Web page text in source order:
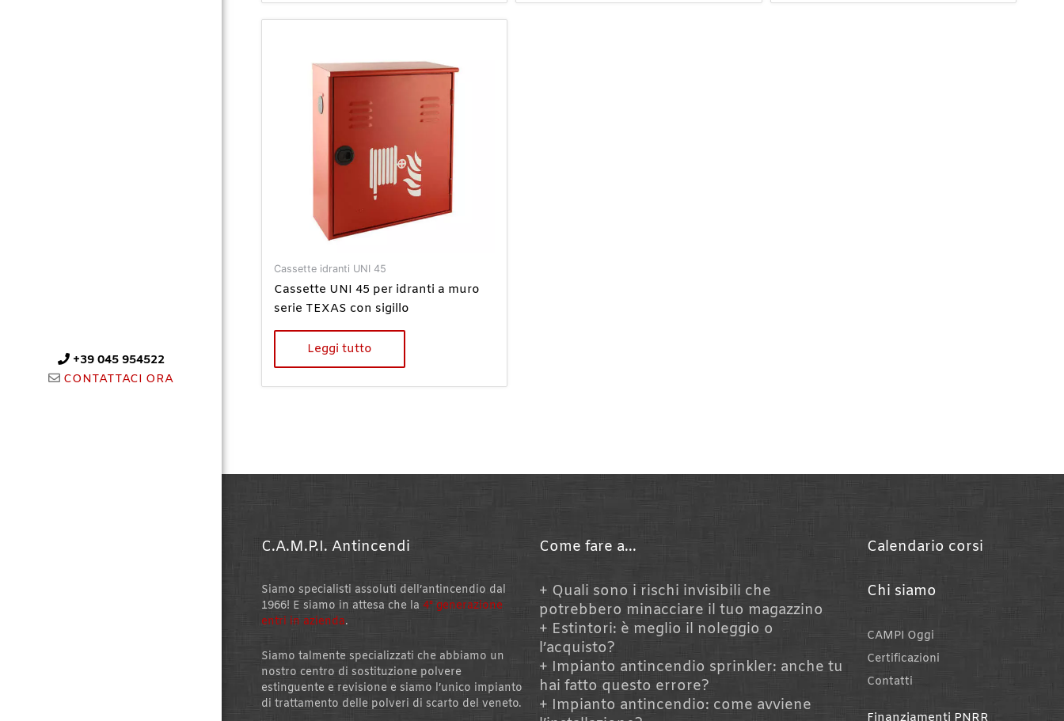
+39 045 954522
CONTATTACI ORA
Cassette idranti UNI 45
Cassette UNI 45 per idranti a muro
serie TEXAS con sigillo
Leggi tutto
C.A.M.P.I. Antincendi
Siamo specialisti assoluti dell’antincendio dal
1966! E siamo in attesa che la 4° generazione
entri in azienda.
Siamo talmente specializzati che abbiamo un
nostro centro di sostituzione polvere
estinguente e revisione e siamo l’unico impianto
di trattamento delle polveri di scarto del veneto.
Come fare a...
Quali sono i rischi invisibili che
potrebbero minacciare il tuo magazzino
Estintori: è meglio il noleggio o
l’acquisto?
Impianto antincendio sprinkler: anche tu
hai fatto questo errore?
Impianto antincendio: come avviene
Calendario corsi
Chi siamo
CAMPI Oggi
Certificazioni
Contatti
Finanziamenti PNRR